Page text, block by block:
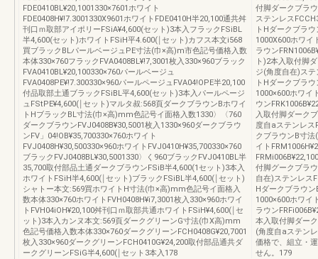
FDE0410BL¥20,1001330×7601ホワイト
FDE0408H¥!7.3001330X9601ホワイトFDE0410H半20,100通共舛
刊口ｍ取部アイポリーFSiA¥4,600(セット)3本入フラックFSiBL
半4,600(セット)ホワイトFSiH平4.600(￨セット)カフス本文i568
買ブラックBLパールベージュPE寸法(巾×高)m市色記号価格入数
本体330×760フラックFVA0408BL¥!7,3001枚入330×960ブラック
FVA0410BL¥20,100330×760パールベージュ
FVA0408PE¥!7.300330×960パールページュFVA04!OPE半20,100
付品取部土通ブラックFSiBL平4,600(セット)3本入パールページ
ュFStPE¥4,600(￨セット)マルタ叔:568頁ダークブラウンBホワイ
トHブラックBL寸法(巾×高)mm色記号イ面格入数1330〉〈760
ダークブラウンFVJ0408B¥30,5001枚入1330×960ダークブラウ
ンFV」04!OB¥35,700330×760ホワイト
FVJ0408H¥30,500330×960ホワイトFVJ0410H¥35,700330×760
ブラックFVJ0408BL¥30,5001330〉く960ブラックFVJ0410BL半
35,700取付部品土通ダークブラウンFSiB半4,600(1セット)3本入
ホワイトFSiH半4,600(￨セット)ブラックFSiBL半4,600(￨セット)
シャトー本文:569買ホワイトH寸法(巾×高)mm色記号イ面格入
数本体330×760ホワイトFVH0408H¥i7,3001枚入330×960ホワイ
トFVH04iOH¥20,100舛刊口ｍ取部共通ホワイトFSiH¥4,600(￨セ
ット)3本入カンヌ本文:569頁ダークグリーンG寸法(巾X高)mm
色記号価格入数本体330×760ダークグリーンFCH0408G¥20,7001
枚入330×960ダークグリーンFCH0410G¥24,200取付部品通共ダ
ークグリーンFSiG半4,600(￨セット3本入178
付脚ダークブラ
ステンレス
トHダークブラ
1000X600ホワイ
ラウン
ト)2本入取付脚
ジ(角度自在)ス
トHダークブラ
1000×600ホワイ
ウン
入取付脚ダーク
度自aステンレス
クブラウンB寸
イト
付脚グークブラ
自在)ステンレス
Hダークブラウ
1000×600ホワイ
ラウン
本入取付脚ダー
(角度自aステン
価格で、組立・
せん。179